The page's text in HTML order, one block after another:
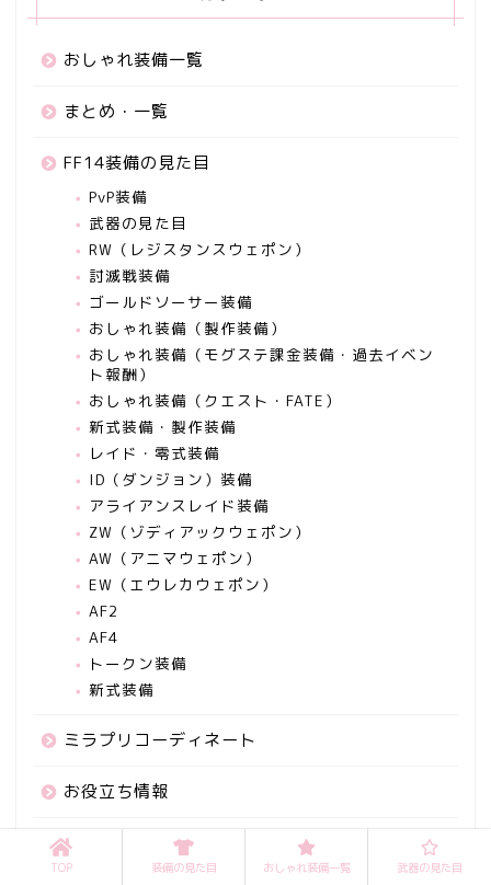
おしゃれ装備一覧
まとめ・一覧
FF14装備の見た目
PvP装備
武器の見た目
RW（レジスタンスウェポン）
討滅戦装備
ゴールドソーサー装備
おしゃれ装備（製作装備）
おしゃれ装備（モグステ課金装備・過去イベン
ト報酬）
おしゃれ装備（クエスト・FATE）
新式装備・製作装備
レイド・零式装備
ID（ダンジョン）装備
アライアンスレイド装備
ZW（ゾディアックウェポン）
AW（アニマウェポン）
EW（エウレカウェポン）
AF2
AF4
トークン装備
新式装備
ミラプリコーディネート
お役立ち情報
傘（パラソル）
TOP 装備の見た目 おしゃれ装備一覧 武器の見た目